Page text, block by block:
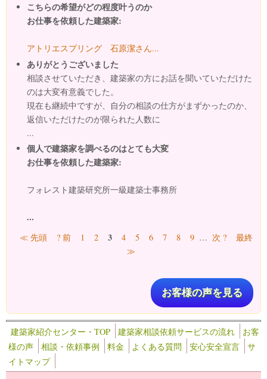
こちらの希望がどの程度叶うのか
お仕事を依頼した建築家:
アトリエスプリング 石原潔さん...
ありがとうございました
相談させていただき、建築家の方にお話を聞いていただけた
のは大変有意義でした。
現在も継続中ですが、自分の相談の仕方がまずかったのか、
返信いただけたのが限られた人数に
...
個人で建築家を調べるのはとても大変
お仕事を依頼した建築家:
フォレスト建築研究所一級建築士事務所
...
ページ
≪ 先頭 ? 前 1 2 3 4 5 6 7 8 9 … 次 ?
最終
≫
お客様の声を見る
建築家紹介センター・TOP 建築家相談依頼サービスの流れ
お客
様の声
相談・依頼事例 料金 よくある質問 安心安全宣言
サ
イトマップ